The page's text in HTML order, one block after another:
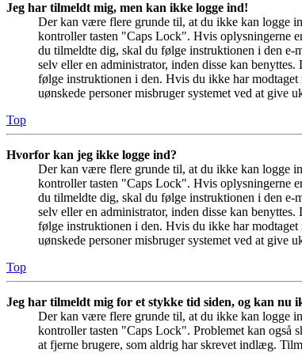
Jeg har tilmeldt mig, men kan ikke logge ind!
Der kan være flere grunde til, at du ikke kan logge
kontroller tasten "Caps Lock". Hvis oplysningerne
du tilmeldte dig, skal du følge instruktionen i den e-
selv eller en administrator, inden disse kan
følge instruktionen i den. Hvis du ikke har
uønskede personer misbruger systemet ved at give
Top
Hvorfor kan jeg ikke logge ind?
Der kan være flere grunde til, at du ikke kan logge
kontroller tasten "Caps Lock". Hvis oplysningerne
du tilmeldte dig, skal du følge instruktionen i den e-
selv eller en administrator, inden disse kan
følge instruktionen i den. Hvis du ikke har
uønskede personer misbruger systemet ved at give
Top
Jeg har tilmeldt mig for et stykke tid siden, og kan nu
Der kan være flere grunde til, at du ikke kan logge
kontroller tasten "Caps Lock". Problemet kan også
at fjerne brugere, som aldrig har skrevet indlæg.